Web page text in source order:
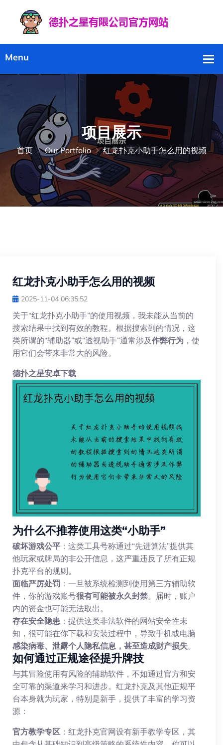
项目展示
首页 Our Portfolio 红龙扑克小助手怎么用的视频
红龙扑克小助手怎么用的视频
2025-11-04 06:35:52
关于“红龙扑克小助手”的使用视频，我未能从当前的
搜索结果中找到有效的教程。根据搜索到的情况，这
类所谓的“辅助器”或“透视助手”通常涉及作弊行为 ，使
用它们会带来非常大的风险。
德扑之星安卓下载
为什么不推荐使用这类“小助手”
破坏游戏公平 ：这类工具号称通过“先进算法”提供其
他玩家或牌局的非公开信息，这严重违反了所有正规
扑克平台的规则。
面临严厉处罚 ：一旦被系统检测到使用第三方辅助软
件，你的游戏账号很有可能被永久封禁。届时，账户
内的资金也可能无法取出。
存在安全隐患 ：提供这类非法软件的网站安全性未
知，很可能在你下载和安装过程中，导致手机或电脑
感染病毒、泄露个人隐私信息，甚至造成财产损失。
如何通过正规途径提升牌技
与其冒险使用有风险的辅助软件，不如通过官方和安
全可靠的渠道来学习和进步。红龙扑克及其他正规平
台本身就为玩家，特别是新手，提供了丰富的学习资
源：
官方教学专区 ：红龙扑克官网设有新手教学专区，其